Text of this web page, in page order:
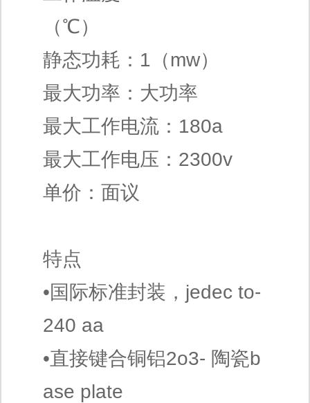
（℃）
静态功耗：1（mw）
最大功率：大功率
最大工作电流：180a
最大工作电压：2300v
单价：面议
特点
•国际标准封装，jedec to-
240 aa
•直接键合铜铝2o3- 陶瓷b
ase plate